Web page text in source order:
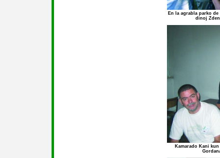
En la agrabla parko
dinoj
Kamarado Kani